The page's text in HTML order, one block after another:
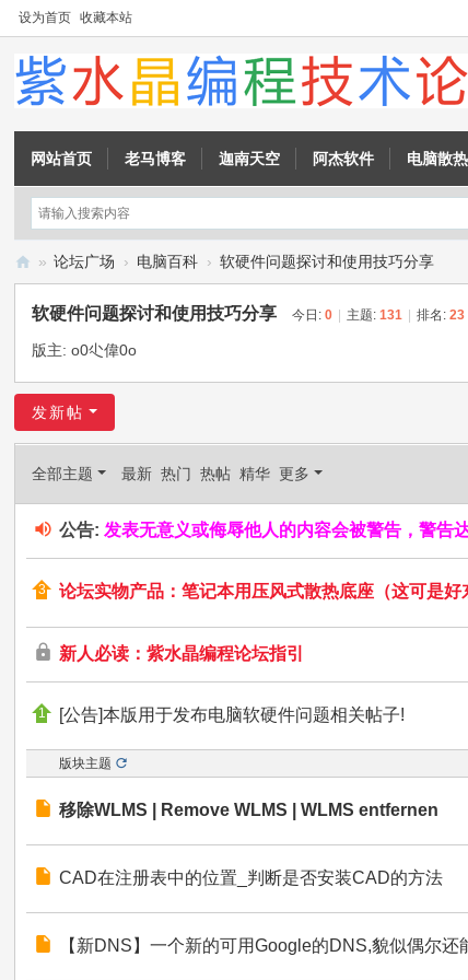
设为首页 收藏本站
网站首页 老马博客 迦南天空 阿杰软件 电脑散热
晶
编
程
» 论坛广场 › 电脑百科 › 软硬件问题探讨和使用技巧分享
软硬件问题探讨和使用技巧分享 今日:0 主题:131 排名:23
版主:o0尐偉0o
发新帖
全部主题 最新 热门 热帖 精华 更多
公告:发表无意义或侮辱他人的内容会被警告，警告
论坛实物产品：笔记本用压风式散热底座（这可是好
新人必读：紫水晶编程论坛指引
[公告]本版用于发布电脑软硬件问题相关帖子!
版块主题
移除WLMS | Remove WLMS | WLMS entfernen
CAD在注册表中的位置_判断是否安装CAD的方法
【新DNS】一个新的可用Google的DNS,貌似偶尔还